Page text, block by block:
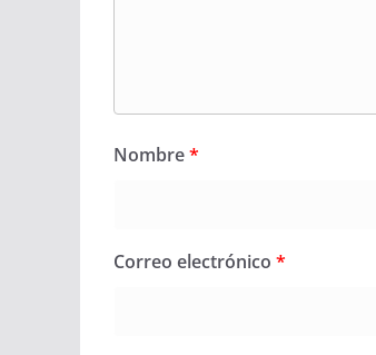
Nombre*
Correo electrónico *